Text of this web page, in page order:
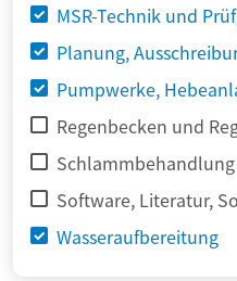
MSR-Technik und
Planung,
Pumpwerke,
Regenbecken und
Software, Literatur,
Wasseraufbereitung